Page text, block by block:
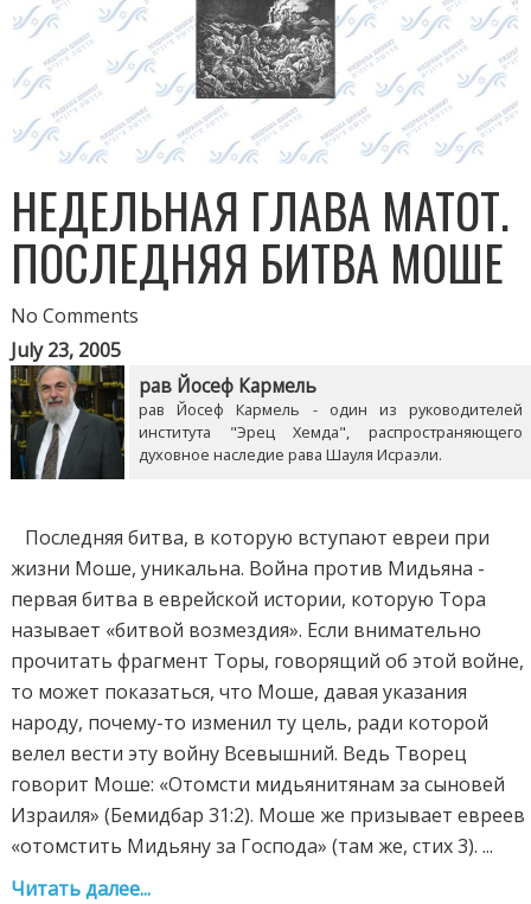
НЕДЕЛЬНАЯ ГЛАВА МАТОТ.
ПОСЛЕДНЯЯ БИТВА МОШЕ
No Comments
July 23, 2005
рав Йосеф Кармель
рав Йосеф Кармель - один из руководителей
института "Эрец Хемда", распространяющего
духовное наследие рава Шауля Исраэли.
Последняя битва, в которую вступают евреи при
жизни Моше, уникальна. Война против Мидьяна -
первая битва в еврейской истории, которую Тора
называет «битвой возмездия». Если внимательно
прочитать фрагмент Торы, говорящий об этой войне,
то может показаться, что Моше, давая указания
народу, почему-то изменил ту цель, ради которой
велел вести эту войну Всевышний. Ведь Творец
говорит Моше: «Отомсти мидьянитянам за сыновей
Израиля» (Бемидбар 31:2). Моше же призывает евреев
«отомстить Мидьяну за Господа» (там же, стих 3). ...
Читать далее...